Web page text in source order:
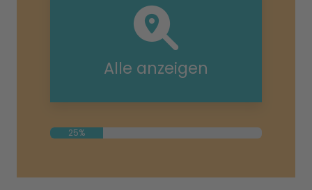
Alle anzeigen
25%